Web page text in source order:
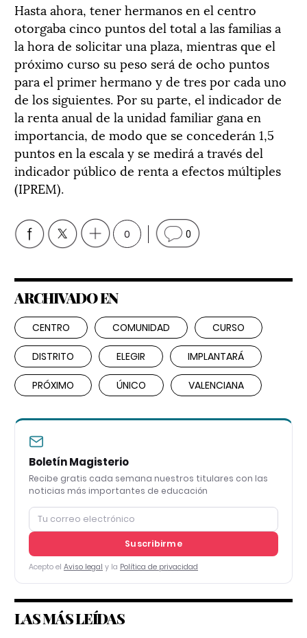
Hasta ahora, tener hermanos en el centro
otorgaba cinco puntos del total a las familias a
la hora de solicitar una plaza, mientras que el
próximo curso su peso será de ocho puntos
para el primer hermano y de tres por cada uno
de los siguientes. Por su parte, el indicador de
la renta anual de la unidad familiar gana en
importancia, de modo que se concederán 1,5
puntos en la escala y se medirá a través del
indicador público de renta a efectos múltiples
(IPREM).
0 0
ARCHIVADO EN
CENTRO COMUNIDAD CURSO
DISTRITO ELEGIR IMPLANTARÁ
PRÓXIMO ÚNICO VALENCIANA
Boletín Magisterio
Recibe gratis cada semana nuestros titulares con las
noticias más importantes de educación
Suscribirme
Acepto el Aviso legal y la Política de privacidad
LAS MÁS LEÍDAS